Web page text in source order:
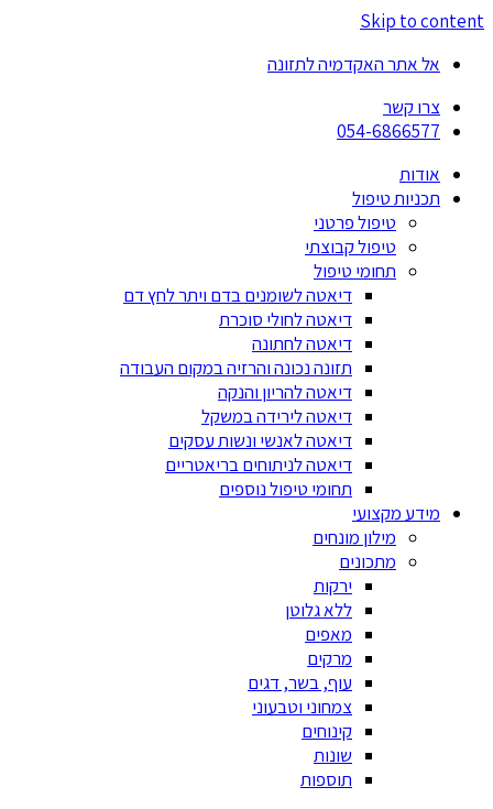
Skip to content
אל אתר האקדמיה לתזונה
צרו קשר
054-6866577
אודות
תכניות טיפול
טיפול פרטני
טיפול קבוצתי
תחומי טיפול
דיאטה לשומנים בדם ויתר לחץ דם
דיאטה לחולי סוכרת
דיאטה לחתונה
תזונה נכונה והרזיה במקום העבודה
דיאטה להריון והנקה
דיאטה לירידה במשקל
דיאטה לאנשי ונשות עסקים
דיאטה לניתוחים בריאטריים
תחומי טיפול נוספים
מידע מקצועי
מילון מונחים
מתכונים
ירקות
ללא גלוטן
מאפים
מרקים
עוף, בשר, דגים
צמחוני וטבעוני
קינוחים
שונות
תוספות